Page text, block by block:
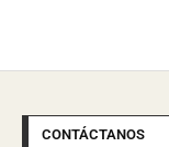
CONTÁCTANOS